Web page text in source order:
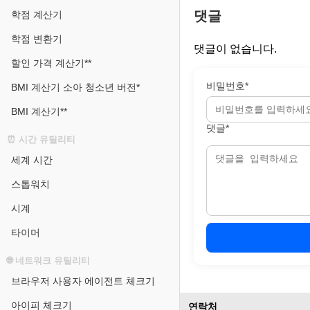
학점 계산기
학점 변환기
할인 가격 계산기**
BMI 계산기 소아 청소년 버전*
BMI 계산기**
⏰ 시간 유틸리티
세계 시간
스톱워치
시계
타이머
🌐 네트워크 유틸리티
브라우저 사용자 에이전트 체크기
아이피 체크기
댓글
댓글이 없습니다.
비밀번호*
댓글*
연락처